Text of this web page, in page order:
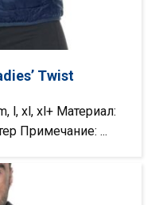
Twist
l, xl, xl+ Материал:
Примечание: ...